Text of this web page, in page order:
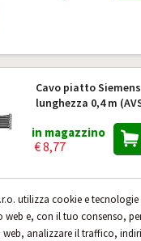
utilizza cookie e
e, con il tuo consenso,
analizzare il traffico,
Cavo piatto Siemens
lunghezza 0,4 m
in magazzino
€ 8,77
Webserver per
Siemens OZW 672.04